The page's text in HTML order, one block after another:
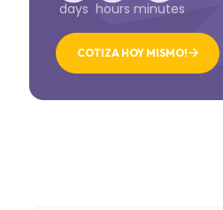
days hours minutes
COTIZA HOY MISMO!